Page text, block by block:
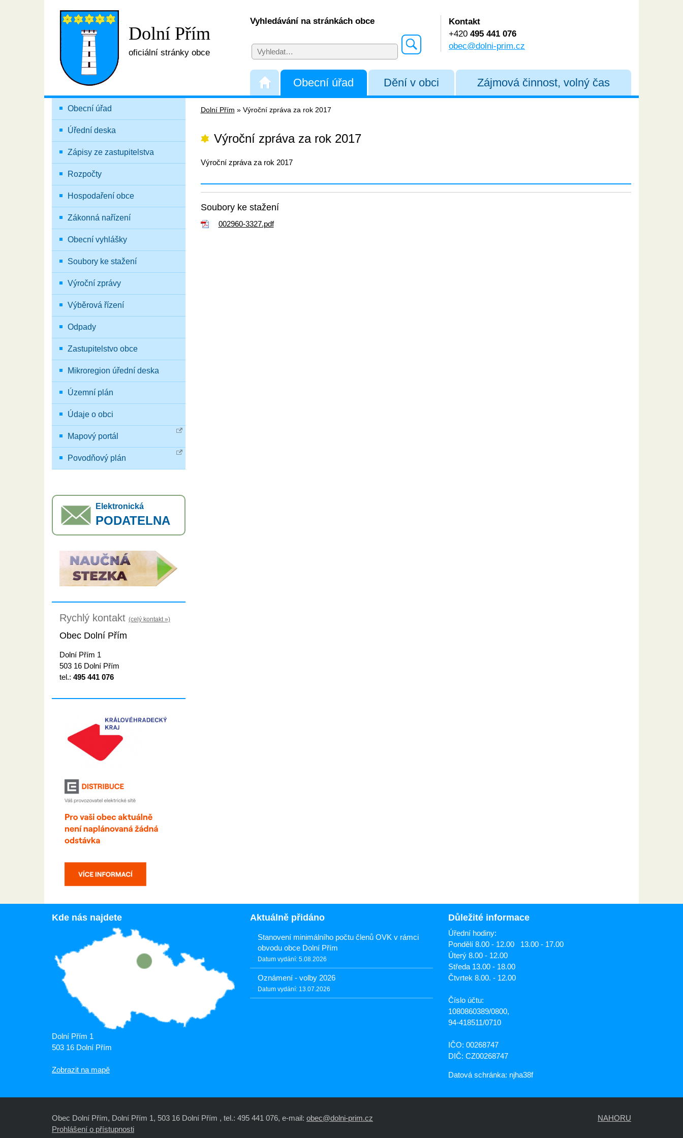
Dolní Přím
oficiální stránky obce
Vyhledávání na stránkách obce
Kontakt
+420 495 441 076
obec@dolni-prim.cz
Obecní úřad Dění v obci Zájmová činnost, volný čas
Obecní úřad
Úřední deska
Zápisy ze zastupitelstva
Rozpočty
Hospodaření obce
Zákonná nařízení
Obecní vyhlášky
Soubory ke stažení
Výroční zprávy
Výběrová řízení
Odpady
Zastupitelstvo obce
Mikroregion úřední deska
Územní plán
Údaje o obci
Mapový portál
Povodňový plán
Dolní Přím » Výroční zpráva za rok 2017
Výroční zpráva za rok 2017
Výroční zpráva za rok 2017
Soubory ke stažení
002960-3327.pdf
Elektronická
PODATELNA
Rychlý kontakt (celý kontakt »)
Obec Dolní Přím
Dolní Přím 1
503 16 Dolní Přím
tel.: 495 441 076
Kde nás najdete
Dolní Přím 1
503 16 Dolní Přím
Zobrazit na mapě
Aktuálně přidáno
Stanovení minimálního počtu členů OVK v rámci
obvodu obce Dolní Přím
Datum vydání: 5.08.2026
Oznámení - volby 2026
Datum vydání: 13.07.2026
Důležité informace
Úřední hodiny:
Pondělí 8.00 - 12.00 13.00 - 17.00
Úterý 8.00 - 12.00
Středa 13.00 - 18.00
Čtvrtek 8.00. - 12.00
Číslo účtu:
1080860389/0800,
94-418511/0710
IČO: 00268747
DIČ: CZ00268747
Datová schránka: njha38f
NAHORU
Obec Dolní Přím, Dolní Přím 1, 503 16 Dolní Přím , tel.: 495 441 076, e-mail: obec@dolni-prim.cz
Prohlášení o přístupnosti